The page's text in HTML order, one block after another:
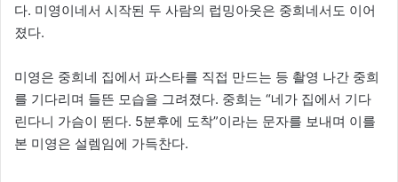
다. 미영이네서 시작된 두 사람의 럽밍아웃은 중희네서도 이어
졌다.
미영은 중희네 집에서 파스타를 직접 만드는 등 촬영 나간 중희
를 기다리며 들뜬 모습을 그려졌다. 중희는 “네가 집에서 기다
린다니 가슴이 뛴다. 5분후에 도착”이라는 문자를 보내며 이를
본 미영은 설렘임에 가득찬다.